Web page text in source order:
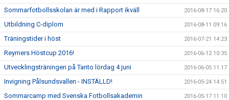
Sommarfotbollsskolan är med i Rapport ikväll 2016-08-17 16:20
Utbildning C-diplom 2016-08-11 09:16
Träningstider i höst 2016-07-21 14:23
Reymers Höstcup 2016! 2016-06-12 10:35
Utvecklingsträningen på Tanto lördag 4 juni 2016-06-05 11:17
Invigning Pålsundsvallen - INSTÄLLD! 2016-05-24 14:51
Sommarcamp med Svenska Fotbollsakademin 2016-05-17 11:10